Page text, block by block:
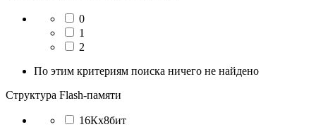
0
1
2
По этим критериям поиска ничего не найдено
Структура Flash-памяти
16Кx8бит